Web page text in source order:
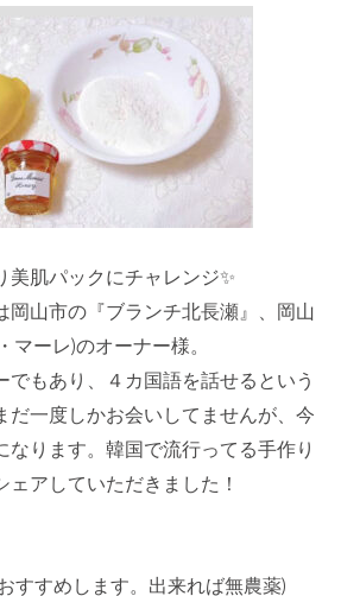
美肌パックにチャレンジ✨
岡山市の『ブランチ北長瀬』、岡山
マーレ)のオーナー様。
でもあり、４カ国語を話せるという
だ一度しかお会いしてませんが、今
なります。韓国で流行ってる手作り
アしていただきました！
すすめします。出来れば無農薬)